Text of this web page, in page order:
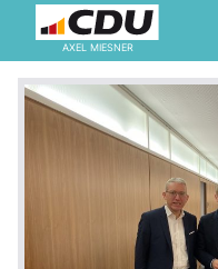
AXEL MIESNER